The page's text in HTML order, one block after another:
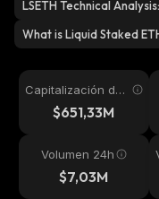
LSETH Technical
What is Liquid Staked
Capitalización de
mercado$651,33M
Volumen 24h
$7,03M